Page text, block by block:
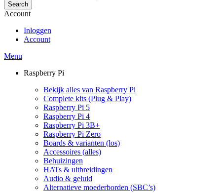
Search
Account
Inloggen
Account
Menu
Raspberry Pi
Bekijk alles van Raspberry Pi
Complete kits (Plug & Play)
Raspberry Pi 5
Raspberry Pi 4
Raspberry Pi 3B+
Raspberry Pi Zero
Boards & varianten (los)
Accessoires (alles)
Behuizingen
HATs & uitbreidingen
Audio & geluid
Alternatieve moederborden (SBC’s)